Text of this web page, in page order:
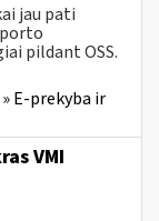
jau pati
pildant OSS.
E-prekyba ir
VMI